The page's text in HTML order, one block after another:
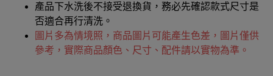
產品下水洗後不接受退換貨，務必先確認款式尺寸是
否適合再行清洗。
圖片多為情境照，商品圖片可能產生色差，圖片僅供
參考，實際商品顏色、尺寸、配件請以實物為準。